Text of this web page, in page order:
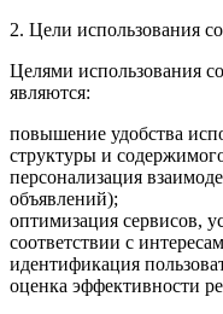
2. Цели использования
Целями использования
являются:
повышение удобства
структуры и
персонализация
объявлений);
оптимизация сервисов,
соответствии с
идентификация
оценка эффективности